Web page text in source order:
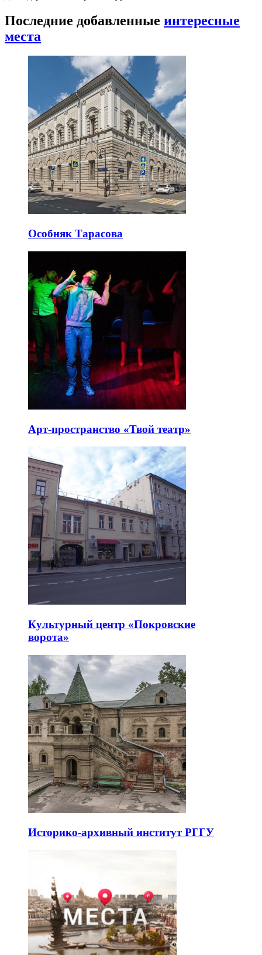
Последние добавленные интересные
места
Особняк Тарасова
Арт-пространство «Твой театр»
Культурный центр «Покровские
ворота»
Историко-архивный институт РГГУ